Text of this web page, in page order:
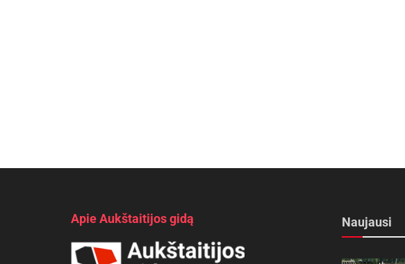
Apie Aukštaitijos gidą Naujausi